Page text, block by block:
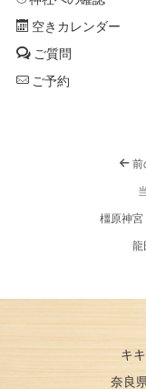
空きカレンダー
ご質問
ご予約
前
橿原神宮
龍
キ
奈良